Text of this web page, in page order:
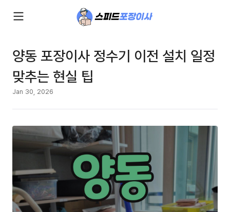
양동 포장이사 정수기 이전 설치 일정
맞추는 현실 팁
Jan 30, 2026